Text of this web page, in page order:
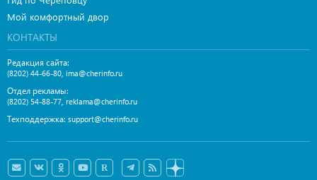
Мой комфортный двор
КОНТАКТЫ
Редакция сайта:
(8202) 44-66-80 ima@cherinfo.ru
Отдел рекламы:
(8202) 54-88-77 reklama@cherinfo.ru
Техподдержка: support@cherinfo.ru